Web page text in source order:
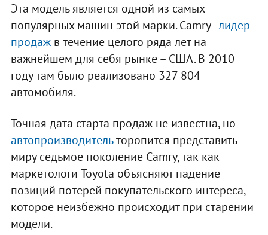
Эта модель является одной из самых
популярных машин этой марки. Camry -лидер
продажв течение целого ряда лет на
важнейшем для себя рынке – США. В 2010
году там было реализовано 327 804
автомобиля.
Точная дата старта продаж не известна, но
автопроизводительторопится представить
миру седьмое поколение Camry, так как
маркетологи Toyota объясняют падение
позиций потерей покупательского интереса,
которое неизбежно происходит при старении
модели.